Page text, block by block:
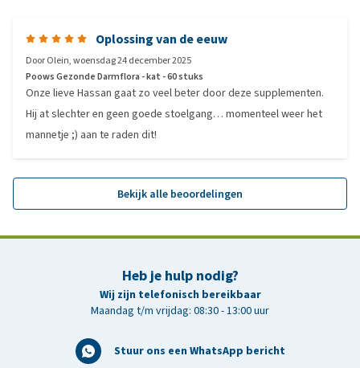
Oplossing van de eeuw
DoorOlein,woensdag 24 december 2025
Poows Gezonde Darmflora - kat - 60 stuks
Onze lieve Hassan gaat zo veel beter door deze supplementen.
Hij at slechter en geen goede stoelgang… momenteel weer het
mannetje ;) aan te raden dit!
Bekijk alle beoordelingen
Heb je hulp nodig?
Wij zijn telefonisch bereikbaar
Maandag t/m vrijdag: 08:30 - 13:00 uur
Stuur ons een WhatsApp bericht